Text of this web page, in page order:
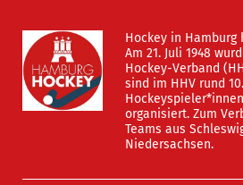
Hockey in
Am 21. Juli 1948
Hockey-Verband
sind im HHV rund
organisiert. Zum
Teams aus
Niedersachsen.